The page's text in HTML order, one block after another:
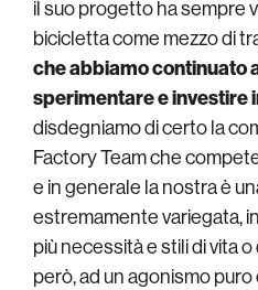
il suo progetto ha sempre
bicicletta come mezzo di
che abbiamo continuato
sperimentare e investire
disdegniamo di certo la
Factory Team che
e in generale la nostra è
estremamente variegata,
più necessità e stili di vita
però, ad un agonismo